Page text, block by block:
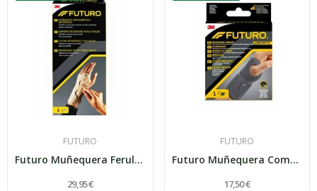
FUTURO
Futuro Muñequera Ferula Reversible T- M
29,95 €
FUTURO
Futuro Muñequera Comfort Fit 1 unidad
17,50 €